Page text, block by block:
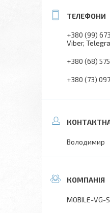
+380 (99)
Viber,
+380 (68)
+380 (73)
Володимир
MOBILE-VG-